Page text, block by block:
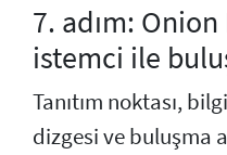
7. adım:
istemci ile
Tanıtım noktası,
dizgesi ve buluşma